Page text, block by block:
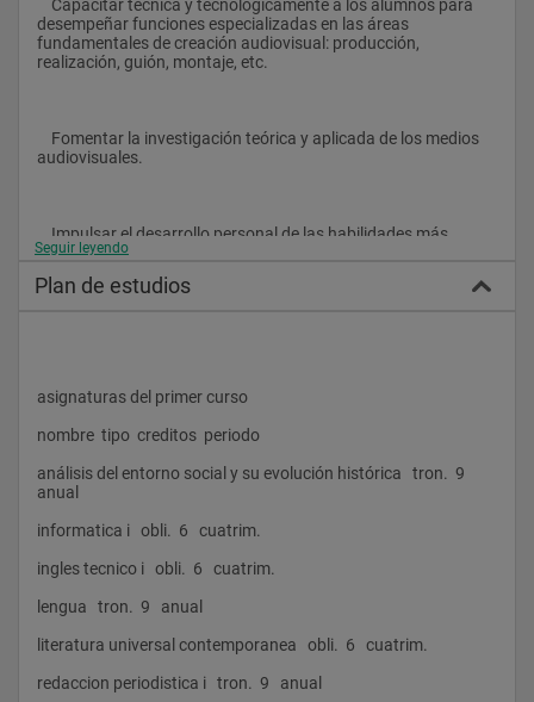
desempeñar funciones especializadas en las áreas
fundamentales de creación audiovisual: producción,
realización, guión, montaje, etc.
audiovisuales.
relevantes de los comunicadores audiovisuales: Creatividad,
síntesis, dominio de las nuevas tecnologías…
METODOLOGÍA PROPIA DE ENSEÑANZA
    El Plan de Estudios articula una serie pluridisciplinar de
materias para la formación integral del alumno que demanda
el sector audiovisual: A asignaturas de Lengua, Literatura,
Historia, Sociología, Psicosociología, Derecho, Inglés,
Informática, Economía o Marketing, se unen estudios
específicos audiovisuales como la Teoría de la Información y la
Comunicación, la Narrativa, la Producción, la Realización, el
Guión, la Animación o la Tecnología Audiovisual.
    La Metodología se fundamenta en la combinación de
Seguir leyendo
Plan de estudios
asignaturas del primer curso
nombre  tipo  creditos  periodo
análisis del entorno social y su evolución histórica   tron.  9
anual
informatica i   obli.  6   cuatrim.
ingles tecnico i   obli.  6   cuatrim.
lengua   tron.  9   anual
literatura universal contemporanea   obli.  6   cuatrim.
redaccion periodistica i   tron.  9   anual